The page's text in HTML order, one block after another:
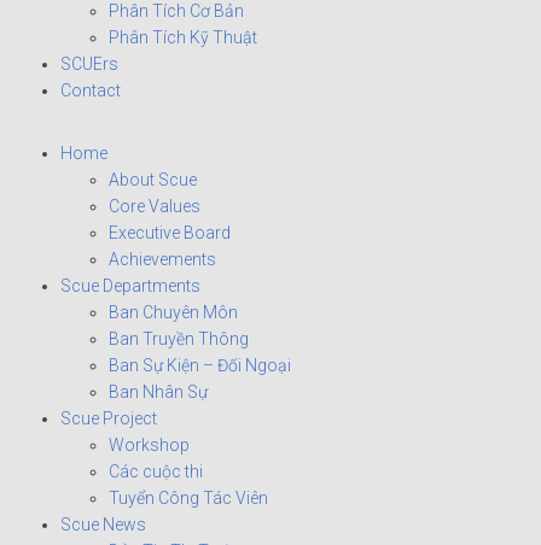
Phân Tích Cơ Bản
Phân Tích Kỹ Thuật
SCUErs
Contact
Home
About Scue
Core Values
Executive Board
Achievements
Scue Departments
Ban Chuyên Môn
Ban Truyền Thông
Ban Sự Kiện – Đối Ngoại
Ban Nhân Sự
Scue Project
Workshop
Các cuộc thi
Tuyển Công Tác Viên
Scue News